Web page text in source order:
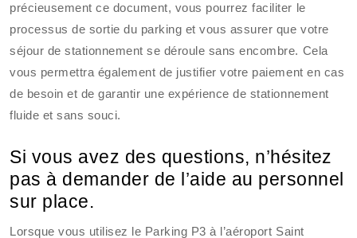
précieusement ce document, vous pourrez faciliter le
processus de sortie du parking et vous assurer que votre
séjour de stationnement se déroule sans encombre. Cela
vous permettra également de justifier votre paiement en cas
de besoin et de garantir une expérience de stationnement
fluide et sans souci.
Si vous avez des questions, n’hésitez
pas à demander de l’aide au personnel
sur place.
Lorsque vous utilisez le Parking P3 à l’aéroport Saint